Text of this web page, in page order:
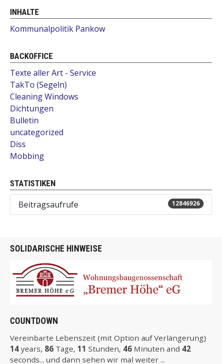
INHALTE
Kommunalpolitik Pankow
BACKOFFICE
Texte aller Art - Service
TakTo (Segeln)
Cleaning Windows
Dichtungen
Bulletin
uncategorized
Diss
Mobbing
STATISTIKEN
Beitragsaufrufe 12846926
SOLIDARISCHE HINWEISE
COUNTDOWN
Vereinbarte Lebenszeit (mit Option auf Verlängerung)
14 years, 86 Tage, 11 Stunden, 46 Minuten and 42
seconds... und dann sehen wir mal weiter ...